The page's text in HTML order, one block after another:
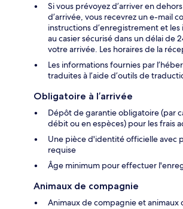
Si vous prévoyez d’arriver en
d’arrivée, vous recevrez un e-mail
instructions d’enregistrement et
au casier sécurisé dans un délai de
votre arrivée. Les horaires de la
Les informations fournies par
traduites à l’aide d’outils de
Obligatoire à l’arrivée
Dépôt de garantie obligatoire (par
débit ou en espèces) pour les frais
Une pièce d'identité officielle avec
requise
Âge minimum pour effectuer
Animaux de compagnie
Animaux de compagnie et animaux